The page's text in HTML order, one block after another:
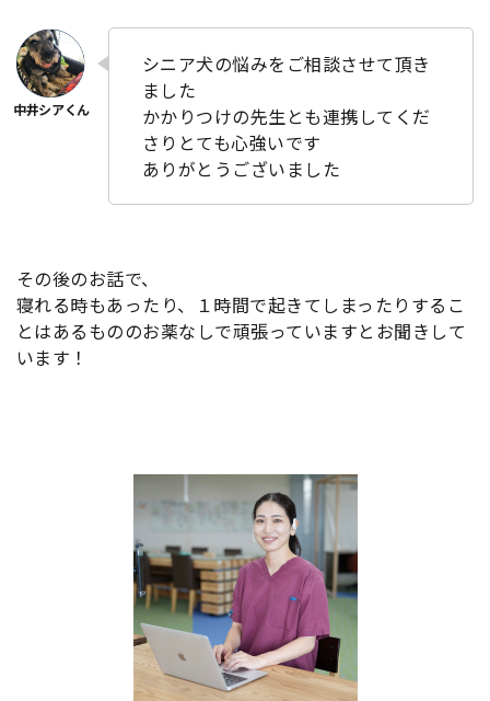
シニア犬の悩みをご相談させて頂き
ました
かかりつけの先生とも連携してくだ
さりとても心強いです
ありがとうございました
その後のお話で、
寝れる時もあったり、１時間で起きてしまったりするこ
とはあるもののお薬なしで頑張っていますとお聞きして
います！